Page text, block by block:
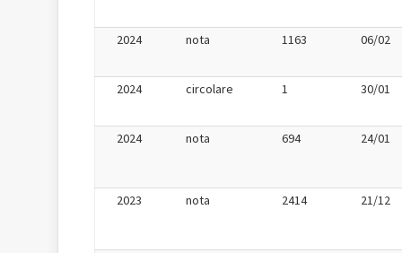
2024 nota 1163 06/02
2024 circolare 1 30/01
2024 nota 694 24/01
2023 nota 2414 21/12